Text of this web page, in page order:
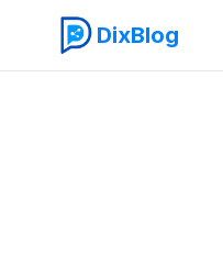
DixBlog